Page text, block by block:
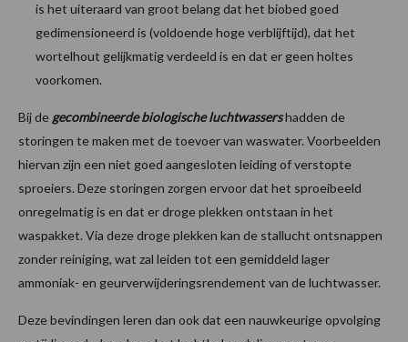
is het uiteraard van groot belang dat het biobed goed
gedimensioneerd is (voldoende hoge verblijftijd), dat het
wortelhout gelijkmatig verdeeld is en dat er geen holtes
voorkomen.
Bij de gecombineerde biologische luchtwassershadden de
storingen te maken met de toevoer van waswater. Voorbeelden
hiervan zijn een niet goed aangesloten leiding of verstopte
sproeiers. Deze storingen zorgen ervoor dat het sproeibeeld
onregelmatig is en dat er droge plekken ontstaan in het
waspakket. Via deze droge plekken kan de stallucht ontsnappen
zonder reiniging, wat zal leiden tot een gemiddeld lager
ammoniak- en geurverwijderingsrendement van de luchtwasser.
Deze bevindingen leren dan ook dat een nauwkeurige opvolging